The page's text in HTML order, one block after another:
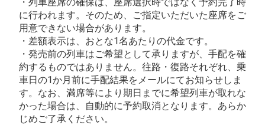
に行われます。そのため、ご指定いただいた座席をご
用意できない場合があります。
・差額表示は、おとな1名あたりの代金です。
・発売前の列車はご希望として承りますが、手配を確
約するものではありません。往路・復路それぞれ、乗
車日の1か月前に手配結果をメールにてお知らせしま
す。なお、満席等により期日までに希望列車が取れな
かった場合は、自動的に予約取消となります。あらか
じめご了承ください。